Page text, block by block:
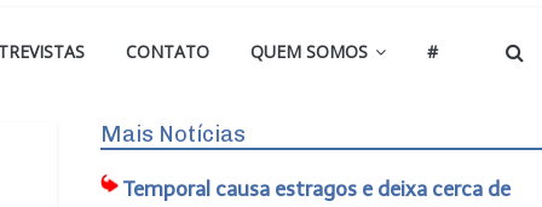
CONTATO QUEM SOMOS #
Mais Notícias
Temporal causa estragos e deixa cerca de